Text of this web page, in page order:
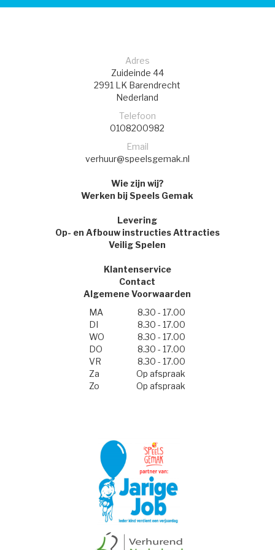
Adres
Zuideinde 44
2991 LK Barendrecht
Nederland
Telefoon
0108200982
Email
verhuur@speelsgemak.nl
Wie zijn wij?
Werken bij Speels Gemak
Levering
Op- en Afbouw instructies Attracties
Veilig Spelen
Klantenservice
Contact
Algemene Voorwaarden
MA
8.30 - 17.00
DI
8.30 - 17.00
WO
8.30 - 17.00
DO
8.30 - 17.00
VR
8.30 - 17.00
Za
Op afspraak
Zo
Op afspraak